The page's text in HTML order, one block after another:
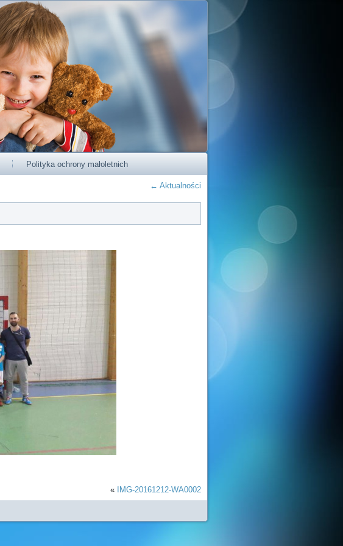
Polityka ochrony małoletnich
← Aktualności
« IMG-20161212-WA0002